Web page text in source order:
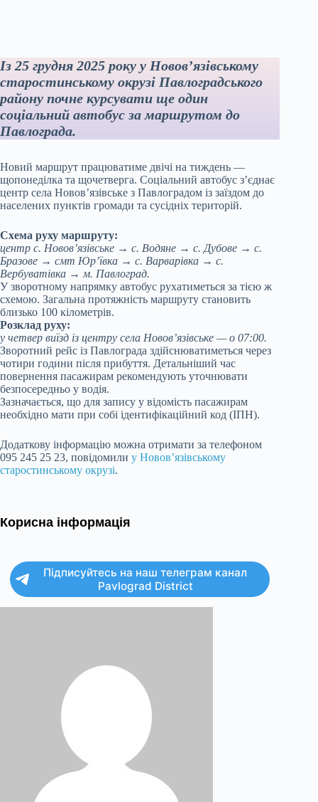
Із 25 грудня 2025 року у Новов’язівському
старостинському окрузі Павлоградського
району почне курсувати ще один
соціальний автобус за маршрутом до
Павлограда.
Новий маршрут працюватиме двічі на тиждень —
щопонеділка та щочетверга. Соціальний автобус з’єднає
центр села Новов’язівське з Павлоградом із заїздом до
населених пунктів громади та сусідніх територій.
Схема руху маршруту:
центр с. Новов’язівське → с. Водяне → с. Дубове → с.
Бразове → смт Юр’ївка → с. Варварівка → с.
Вербуватівка → м. Павлоград.
У зворотному напрямку автобус рухатиметься за тією ж
схемою. Загальна протяжність маршруту становить
близько 100 кілометрів.
Розклад руху:
у четвер виїзд із центру села Новов’язівське — о 07:00.
Зворотний рейс із Павлограда здійснюватиметься через
чотири години після прибуття. Детальніший час
повернення пасажирам рекомендують уточнювати
безпосередньо у водія.
Зазначається, що для запису у відомість пасажирам
необхідно мати при собі ідентифікаційний код (ІПН).
Додаткову інформацію можна отримати за телефоном
095 245 25 23, повідомили у Новов’язівському
старостинському окрузі.
Корисна інформація
Підписуйтесь на наш телеграм канал
Pavlograd District